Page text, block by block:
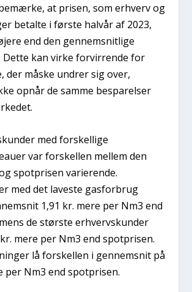
at prisen, som erhverv og
betalte i første halvår af 2023,
end den gennemsnitlige
Dette kan virke forvirrende for
der måske undrer sig over,
opnår de samme besparelser
med forskellige
var forskellen mellem den
spotprisen varierende.
med det laveste gasforbrug
1,91 kr. mere per Nm3 end
de største erhvervskunder
mere per Nm3 end spotprisen.
lå forskellen i gennemsnit på
per Nm3 end spotprisen.